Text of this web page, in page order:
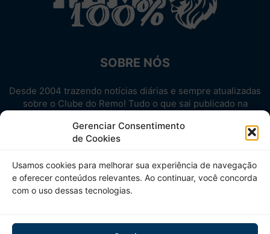
Gerenciar Consentimento
de Cookies
Usamos cookies para melhorar sua experiência de navegação
e oferecer conteúdos relevantes. Ao continuar, você concorda
com o uso dessas tecnologias.
SOBRE NÓS
Desde 2004 trazendo notícias diárias e sempre atualizadas
sobre o Clube do Remo! Tudo o que sai publicado na
Aproveite! Site não-oficial.
SIGA-NOS